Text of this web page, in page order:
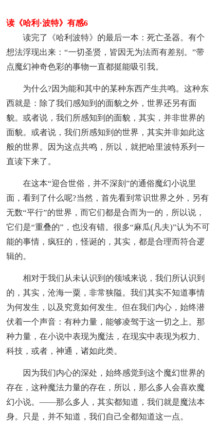
读《哈利·波特》有感6
读完了《哈利波特》的最后一本：死亡圣器。有个
想法浮现出来：“一切圣贤，皆因无为法而有差别。”带
点魔幻神奇色彩的事物一直都挺能吸引我。
为什么?因为能和其中的某种东西产生共鸣。这种东
西就是：除了我们感知到的面貌之外，世界还另有面
貌。或者说，我们所感知到的面貌，其实，并非世界的
面貌。或者说，我们所感知到的世界，其实并非如此这
般的世界。因为这点共鸣，所以，就把哈里波特系列一
直读下来了。
在这本“迎合世俗，并不深刻”的通俗魔幻小说里
面，看到了什么呢?当然，首先看到常识世界之外，另有
无数“平行”的世界，而它们都是合而为一的，所以说，
它们是“重叠的”，也没有错。很多“麻瓜(凡夫)”认为不可
能的事情，疯狂的，怪诞的，其实，都是合理而符合逻
辑的。
相对于我们从未认识到的领域来说，我们所认识到
的，其实，沧海一粟，非常狭隘。我们其实不知道事情
为何发生，以及究竟如何发生。但在我们内心，始终潜
伏着一个声音：有种力量，能够凌驾于这一切之上。那
种力量，在小说中表现为魔法，在现实中表现为权力、
科技，或者，神通，诸如此类。
因为我们内心的深处，始终感觉到这个魔幻世界的
存在，这种魔法力量的存在，所以，那么多人会喜欢魔
幻小说。——那么多人，其实都知道，我们就是魔法本
身。只是，并不知道，我们自己全都知道这一点。